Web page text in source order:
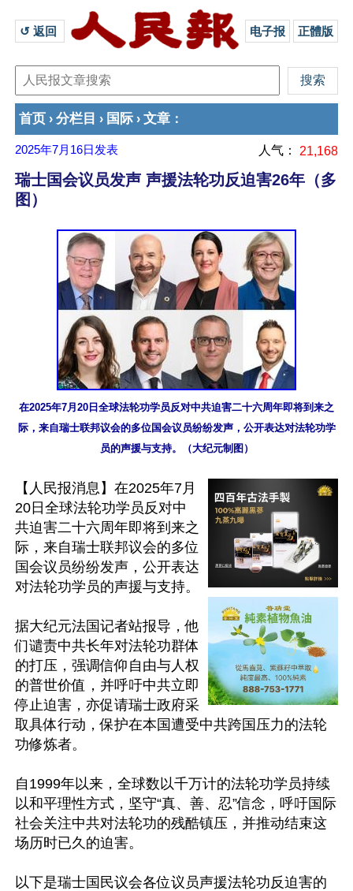
↺ 返回 电子报 正體版
首页 › 分栏目 › 国际 › 文章 ：
2025年7月16日 发表 人气： 21,168
瑞士国会议员发声 声援法轮功反迫害26年（多
图）
在2025年7月20日全球法轮功学员反对中共迫害二十六周年即将到来之
际，来自瑞士联邦议会的多位国会议员纷纷发声，公开表达对法轮功学
员的声援与支持。（大纪元制图）
【人民报消息】在2025年7月
20日全球法轮功学员反对中
共迫害二十六周年即将到来之
际，来自瑞士联邦议会的多位
国会议员纷纷发声，公开表达
对法轮功学员的声援与支持。
据大纪元法国记者站报导，他
们谴责中共长年对法轮功群体
的打压，强调信仰自由与人权
的普世价值，并呼吁中共立即
停止迫害，亦促请瑞士政府采
取具体行动，保护在本国遭受中共跨国压力的法轮
功修炼者。
自1999年以来，全球数以千万计的法轮功学员持续
以和平理性方式，坚守“真、善、忍”信念，呼吁国际
社会关注中共对法轮功的残酷镇压，并推动结束这
场历时已久的迫害。
以下是瑞士国民议会各位议员声援法轮功反迫害的